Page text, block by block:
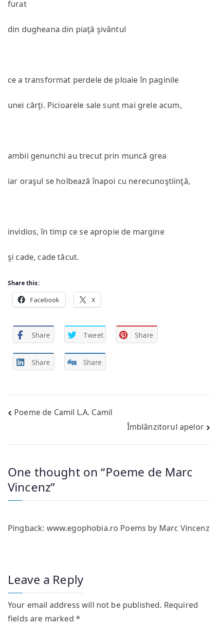
furat
din dugheana din piaţă şivântul
ce a transformat perdele de ploaie în paginile
unei cărţi. Picioarele sale sunt mai grele acum,
ambii genunchi au trecut prin muncă grea
iar oraşul se holbează înapoi cu nerecunoştiinţă,
invidios, în timp ce se apropie de margine
şi cade, cade tăcut.
Share this:
Facebook X
Share Tweet Share
Share Share
Post
Poeme de Camil L.A. Camil
Îmblânzitorul apelor
One thought on “Poeme de Marc
Vincenz”
Pingback: www.egophobia.ro Poems by Marc Vincenz
Leave a Reply
Your email address will not be published. Required
fields are marked *